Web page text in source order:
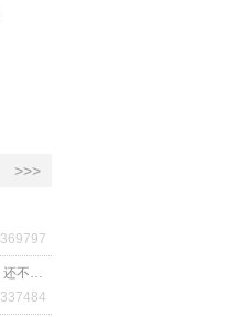
>>>
369797
337484